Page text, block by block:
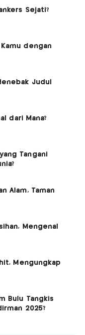
Sejati?
Kamu dengan
Judul
dari Mana?
Tangani
Alam, Taman
Mengenal
Mengungkap
Bulu Tangkis
2025?